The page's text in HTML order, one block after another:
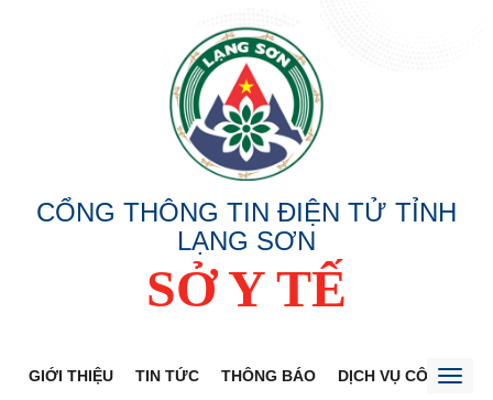
CỔNG THÔNG TIN ĐIỆN TỬ TỈNH
LẠNG SƠN
SỞ Y TẾ
GIỚI THIỆU TIN TỨC THÔNG BÁO DỊCH VỤ CÔNG